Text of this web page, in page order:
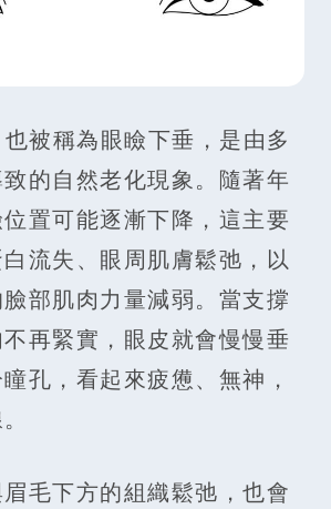
也被稱為眼瞼下垂，是由多
的自然老化現象。隨著年
置可能逐漸下降，這主要
流失、眼周肌膚鬆弛，以
部肌肉力量減弱。當支撐
再緊實，眼皮就會慢慢垂
孔，看起來疲憊、無神，
毛下方的組織鬆弛，也會